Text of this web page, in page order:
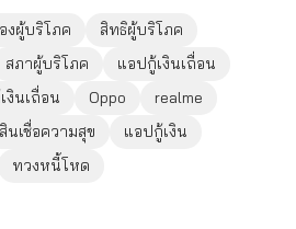
งผู้บริโภค
สิทธิผู้บริโภค
สภาผู้บริโภค
แอปกู้เงินเถื่อน
งินเถื่อน Oppo
realme
สินเชื่อความสุข
แอปกู้เงิน
ทวงหนี้โหด